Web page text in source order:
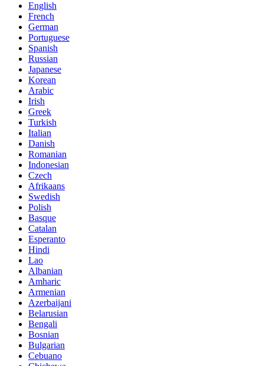
English
French
German
Portuguese
Spanish
Russian
Japanese
Korean
Arabic
Irish
Greek
Turkish
Italian
Danish
Romanian
Indonesian
Czech
Afrikaans
Swedish
Polish
Basque
Catalan
Esperanto
Hindi
Lao
Albanian
Amharic
Armenian
Azerbaijani
Belarusian
Bengali
Bosnian
Bulgarian
Cebuano